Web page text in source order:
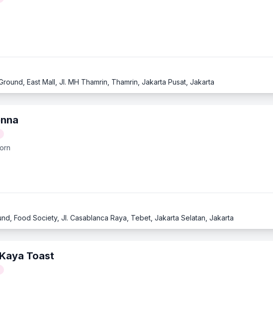
East Mall, Jl. MH Thamrin, Thamrin, Jakarta Pusat, Jakarta
Food Society, Jl. Casablanca Raya, Tebet, Jakarta Selatan, Jakarta
Toast